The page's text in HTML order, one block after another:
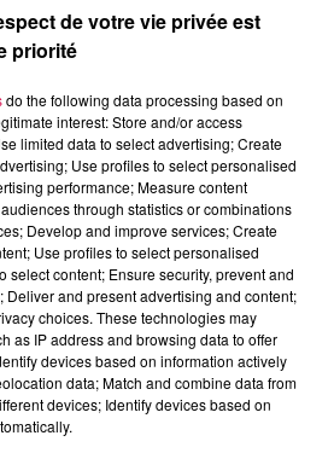
4 min 9 sec
DE LA VÉTIFLETTE
de votre vie privée est
priorité
do the following data processing based on
interest: Store and/or access
limited data to select advertising; Create
Use profiles to select personalised
performance; Measure content
through statistics or combinations
Develop and improve services; Create
Use profiles to select personalised
select content; Ensure security, prevent and
Deliver and present advertising and content;
choices. These technologies may
as IP address and browsing data to offer
devices based on information actively
data; Match and combine data from
devices; Identify devices based on